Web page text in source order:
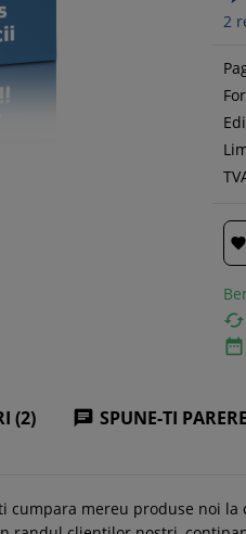
2



(2)  SPUNE-TI
mereu produse noi